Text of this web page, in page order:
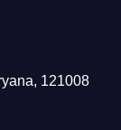
121008